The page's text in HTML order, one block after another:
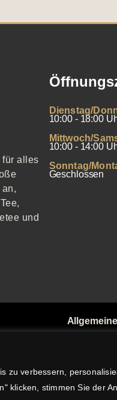
zu verbessern,
klicken, stimmen Sie der
für alles
und
Dienstag/
10:00 - 18:00
Mittwoch/
10:00 - 14:00
Sonntag/
Geschlossen
© 2025